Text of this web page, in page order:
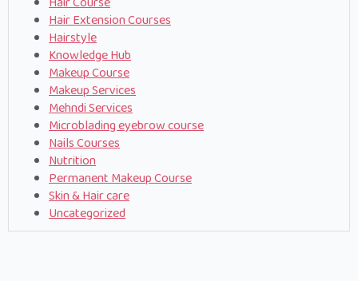
Hair Extension Courses
Hairstyle
Knowledge Hub
Makeup Course
Makeup Services
Mehndi Services
Microblading eyebrow course
Nails Courses
Nutrition
Permanent Makeup Course
Skin & Hair care
Uncategorized